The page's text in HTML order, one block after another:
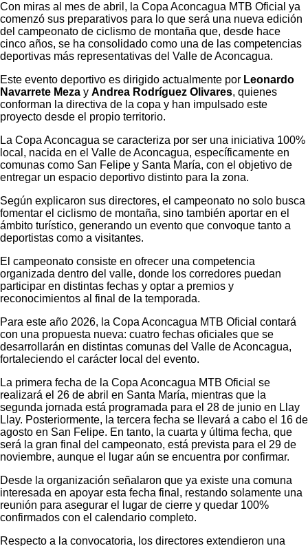
Con miras al mes de abril, la Copa Aconcagua MTB Oficial ya
comenzó sus preparativos para lo que será una nueva edición
del campeonato de ciclismo de montaña que, desde hace
cinco años, se ha consolidado como una de las competencias
deportivas más representativas del Valle de Aconcagua.
Este evento deportivo es dirigido actualmente por Leonardo
Navarrete Meza y Andrea Rodríguez Olivares, quienes
conforman la directiva de la copa y han impulsado este
proyecto desde el propio territorio.
La Copa Aconcagua se caracteriza por ser una iniciativa 100%
local, nacida en el Valle de Aconcagua, específicamente en
comunas como San Felipe y Santa María, con el objetivo de
entregar un espacio deportivo distinto para la zona.
Según explicaron sus directores, el campeonato no solo busca
fomentar el ciclismo de montaña, sino también aportar en el
ámbito turístico, generando un evento que convoque tanto a
deportistas como a visitantes.
El campeonato consiste en ofrecer una competencia
organizada dentro del valle, donde los corredores puedan
participar en distintas fechas y optar a premios y
reconocimientos al final de la temporada.
Para este año 2026, la Copa Aconcagua MTB Oficial contará
con una propuesta nueva: cuatro fechas oficiales que se
desarrollarán en distintas comunas del Valle de Aconcagua,
fortaleciendo el carácter local del evento.
La primera fecha de la Copa Aconcagua MTB Oficial se
realizará el 26 de abril en Santa María, mientras que la
segunda jornada está programada para el 28 de junio en Llay
Llay. Posteriormente, la tercera fecha se llevará a cabo el 16 de
agosto en San Felipe. En tanto, la cuarta y última fecha, que
será la gran final del campeonato, está prevista para el 29 de
noviembre, aunque el lugar aún se encuentra por confirmar.
Desde la organización señalaron que ya existe una comuna
interesada en apoyar esta fecha final, restando solamente una
reunión para asegurar el lugar de cierre y quedar 100%
confirmados con el calendario completo.
Respecto a la convocatoria, los directores extendieron una